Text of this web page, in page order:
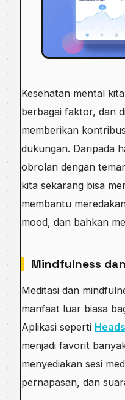
Kesehatan mental
berbagai faktor, dan
memberikan
dukungan. Daripada
obrolan dengan
kita sekarang bisa
membantu
mood, dan bahkan
Mindfulness
Meditasi dan
manfaat luar biasa
Aplikasi seperti
menjadi favorit
menyediakan sesi
pernapasan, dan